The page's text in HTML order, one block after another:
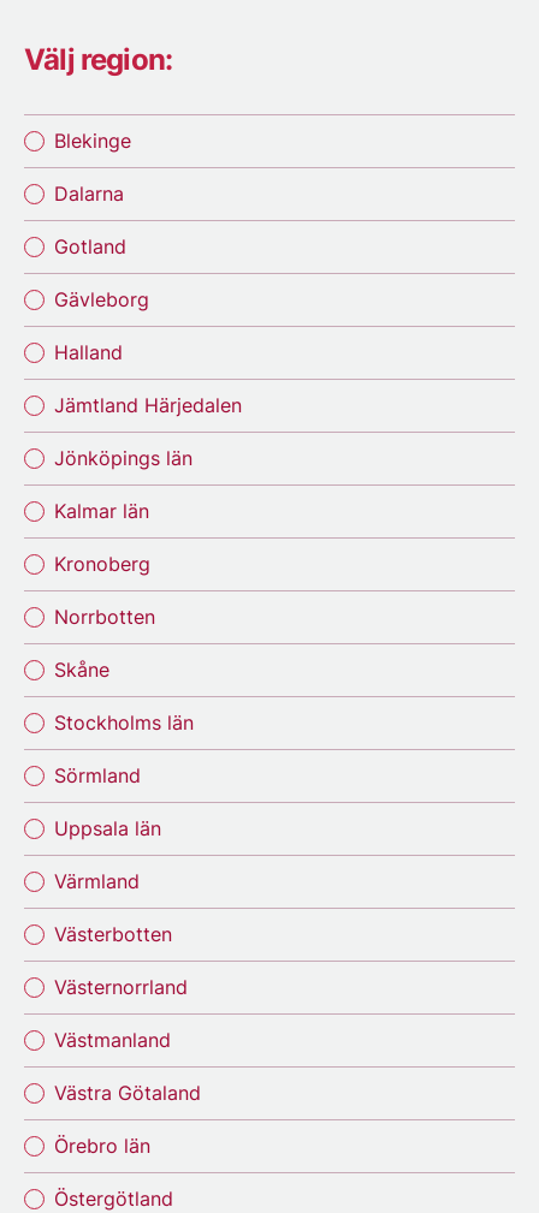
Välj region:
Blekinge
Dalarna
Gotland
Gävleborg
Halland
Jämtland Härjedalen
Jönköpings län
Kalmar län
Kronoberg
Norrbotten
Skåne
Stockholms län
Sörmland
Uppsala län
Värmland
Västerbotten
Västernorrland
Västmanland
Västra Götaland
Örebro län
Östergötland